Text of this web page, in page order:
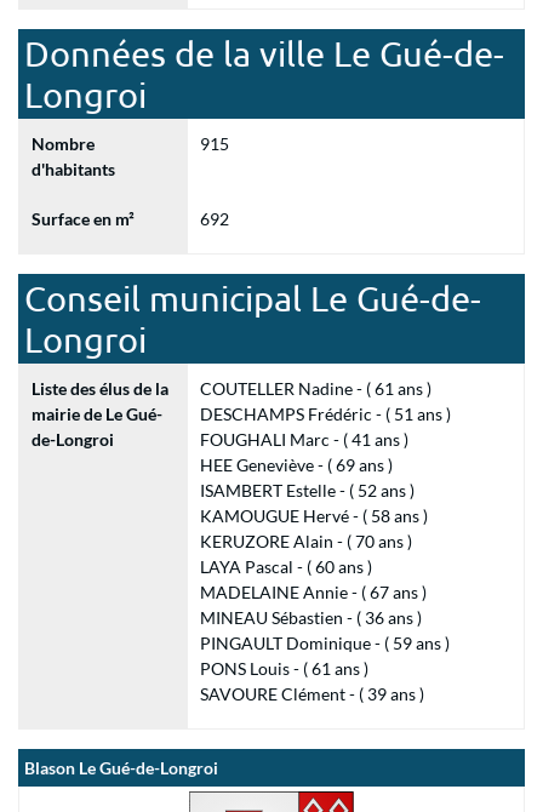
Données de la ville Le Gué-de-
Longroi
Nombre
d'habitants
915
Surface en m² 692
Conseil municipal Le Gué-de-
Longroi
Liste des élus de la
mairie de Le Gué-
de-Longroi
COUTELLER Nadine - ( 61 ans )
DESCHAMPS Frédéric - ( 51 ans )
FOUGHALI Marc - ( 41 ans )
HEE Geneviève - ( 69 ans )
ISAMBERT Estelle - ( 52 ans )
KAMOUGUE Hervé - ( 58 ans )
KERUZORE Alain - ( 70 ans )
LAYA Pascal - ( 60 ans )
MADELAINE Annie - ( 67 ans )
MINEAU Sébastien - ( 36 ans )
PINGAULT Dominique - ( 59 ans )
PONS Louis - ( 61 ans )
SAVOURE Clément - ( 39 ans )
Blason Le Gué-de-Longroi